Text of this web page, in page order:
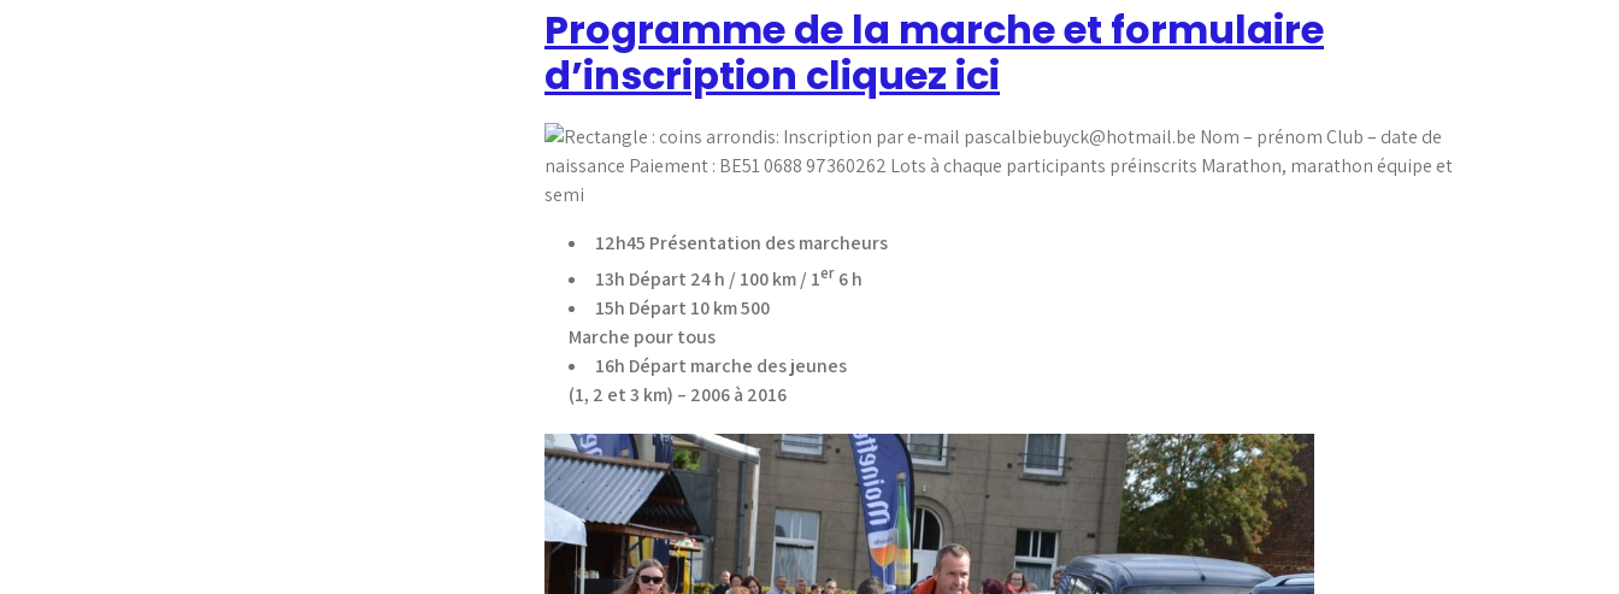
Programme de la marche et formulaire
d’inscription cliquez ici
12h45 Présentation des marcheurs
13h Départ 24 h / 100 km / 1er 6 h
15h Départ 10 km 500
Marche pour tous
16h Départ marche des jeunes
(1, 2 et 3 km) – 2006 à 2016